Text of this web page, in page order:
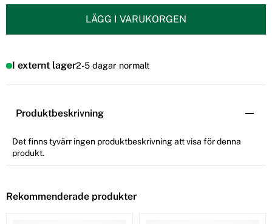
LÄGG I VARUKORGEN
I externt lager2-5 dagar normalt
Produktbeskrivning
Det finns tyvärr ingen produktbeskrivning att visa för denna
produkt.
Rekommenderade produkter